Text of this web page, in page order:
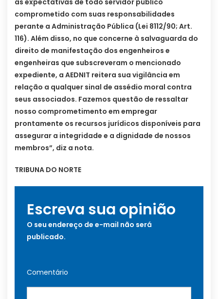
comprometido com suas responsabilidades
perante a Administração Pública (Lei 8112/90; Art.
116). Além disso, no que concerne à salvaguarda do
direito de manifestação dos engenheiros e
engenheiras que subscreveram o mencionado
expediente, a AEDNIT reitera sua vigilância em
relação a qualquer sinal de assédio moral contra
seus associados. Fazemos questão de ressaltar
nosso comprometimento em empregar
prontamente os recursos jurídicos disponíveis para
assegurar a integridade e a dignidade de nossos
membros”, diz a nota.
TRIBUNA DO NORTE
Escreva sua opinião
O seu endereço de e-mail não será
publicado.
Comentário